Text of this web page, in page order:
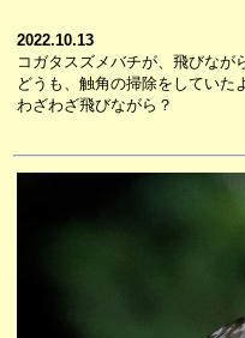
2022.10.13
コガタスズメバチが、飛びなが
どうも、触角の掃除をしていた
わざわざ飛びながら？